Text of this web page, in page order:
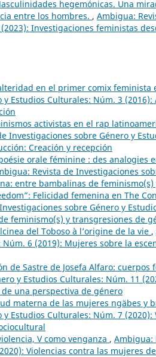
hegemónicas. Una
entre los hombres. , Ambigua:
Investigaciones feministas
en el primer comix feminista
y Estudios Culturales: Núm. 3
activistas en el rap
Investigaciones sobre Género y
Creación y recepción
orale féminine : des analogies
Revista de Investigaciones
entre bambalinas de
Felicidad femenina en The
sobre Género y
feminismo(s) y transgresiones de
del Toboso à l’origine de la vie ,
6 (2019): Mujeres sobre la
de Sastre de Josefa Alfaro:
y Estudios Culturales: Núm. 11
una perspectiva de género
materna de las mujeres ngäbes y
Estudios Culturales: Núm. 7
V como venganza , Ambigua:
Violencias contra las mujeres